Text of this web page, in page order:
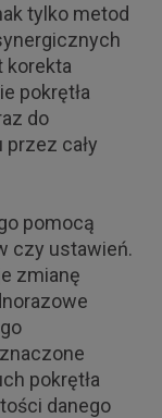
tylko metod
korekta
pokrętła
do
cały
pomocą
czy ustawień.
zmianę
pokrętła
danego